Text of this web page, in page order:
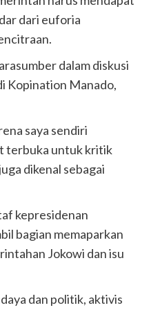
dari euforia
dalam diskusi
Kopination Manado,
saya sendiri
terbuka untuk kritik
dikenal sebagai
kepresidenan
bagian memaparkan
Jokowi dan isu
dan politik, aktivis